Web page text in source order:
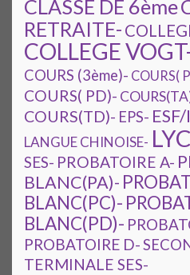
CLASSE DE 6ème
RETRAITE-
COLLEGE
COURS (3ème)- COURS(
COURS( PD)-
COURS(TD)- EPS-
LANGUE CHINOISE-
SES- PROBATOIRE A-
BLANC(PA)-
BLANC(PC)-
BLANC(PD)-
PROBATOIRE D-
TERMINALE SES-